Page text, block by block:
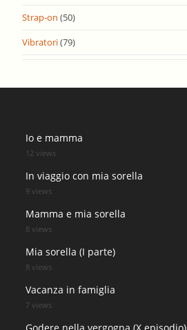
Strap-on (50)
Vibratori(79)
Io e mamma
12 views
In viaggio con mia sorella
9 views
Mamma e mia sorella
8 views
Mia sorella (I parte)
8 views
Vacanza in famiglia
7 views